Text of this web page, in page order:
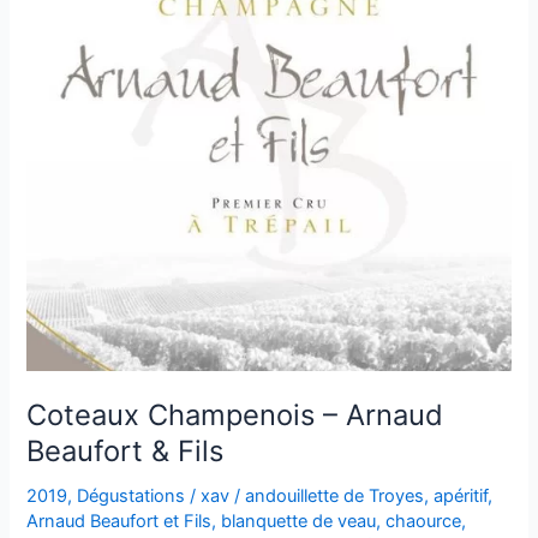
Coteaux Champenois – Arnaud
Beaufort & Fils
2019, Dégustations /xav/andouillette de Troyes,apéritif,
Arnaud Beaufort et Fils, blanquette de veau,chaource,